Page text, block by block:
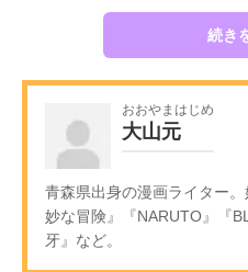
続き
おおやまはじめ
大山元
青森県出身の漫画ライター
妙な冒険』『NARUTO』『
牙』など。